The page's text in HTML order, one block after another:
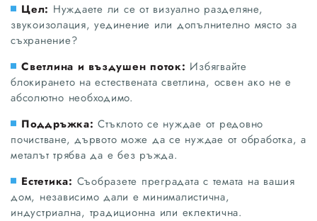
Цел: Нуждаете ли се от визуално разделяне,
звукоизолация, уединение или допълнително място за
съхранение?
Светлина и въздушен поток: Избягвайте
блокирането на естествената светлина, освен ако не е
абсолютно необходимо.
Поддръжка:Стъклото се нуждае от редовно
почистване, дървото може да се нуждае от обработка, а
металът трябва да е без ръжда.
Естетика: Съобразете преградата с темата на вашия
дом, независимо дали е минималистична,
индустриална, традиционна или еклектична.